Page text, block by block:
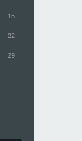
15
22
29